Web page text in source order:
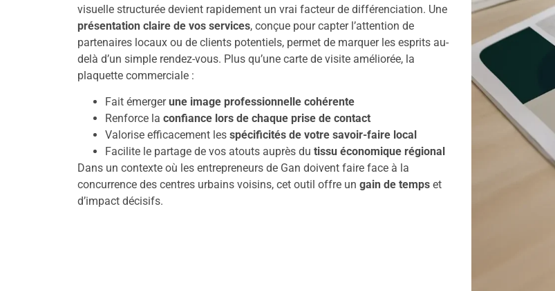
visuelle structurée devient rapidement un vrai facteur de différenciation. Une
présentation claire de vos services, conçue pour capter l’attention de
partenaires locaux ou de clients potentiels, permet de marquer les esprits au-
delà d’un simple rendez-vous. Plus qu’une carte de visite améliorée, la
plaquette commerciale :
Fait émergerune image professionnelle cohérente
Renforce la confiance lors de chaque prise de contact
Valorise efficacement les spécificités de votre savoir-faire local
Facilite le partage de vos atouts auprès du tissu économique régional
Dans un contexte où les entrepreneurs de Gan doivent faire face à la
concurrence des centres urbains voisins, cet outil offre un gain de temps et
d’impact décisifs.